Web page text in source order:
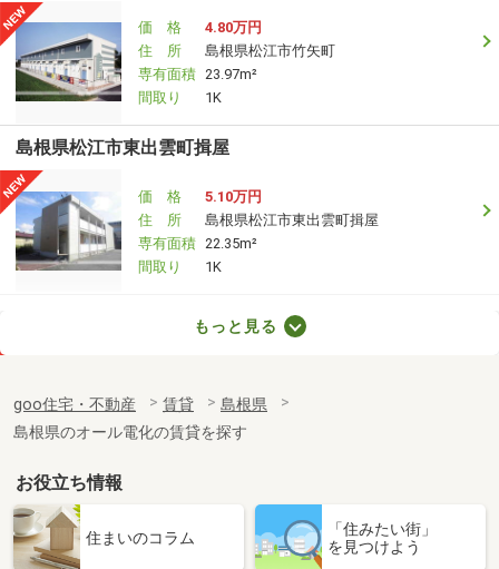
価 格
4.80万円
住 所
島根県松江市竹矢町
専有面積 23.97m²
間取り
1K
島根県松江市東出雲町揖屋
価 格
5.10万円
住 所
島根県松江市東出雲町揖屋
専有面積 22.35m²
間取り
1K
島根県松江市東出雲町揖屋
専有面積
22.35m²
間取り
1K
島根県松江市東出雲町揖屋
価 格
6.90万円
島根県松江市東出雲町揖屋
もっと見る
goo住宅・不動産 賃貸
島根県
島根県のオール電化の賃貸を探す
お役立ち情報
住まいのコラム
「住みたい街」
を見つけよう